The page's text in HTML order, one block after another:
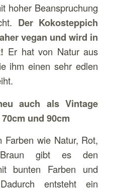
hoher Beanspruchung
Der Kokosteppich
vegan und wird in
Er hat von Natur aus
ihm einen sehr edlen
auch als Vintage
und 90cm
Farben wie Natur, Rot,
gibt es den
bunten Farben und
entsteht ein